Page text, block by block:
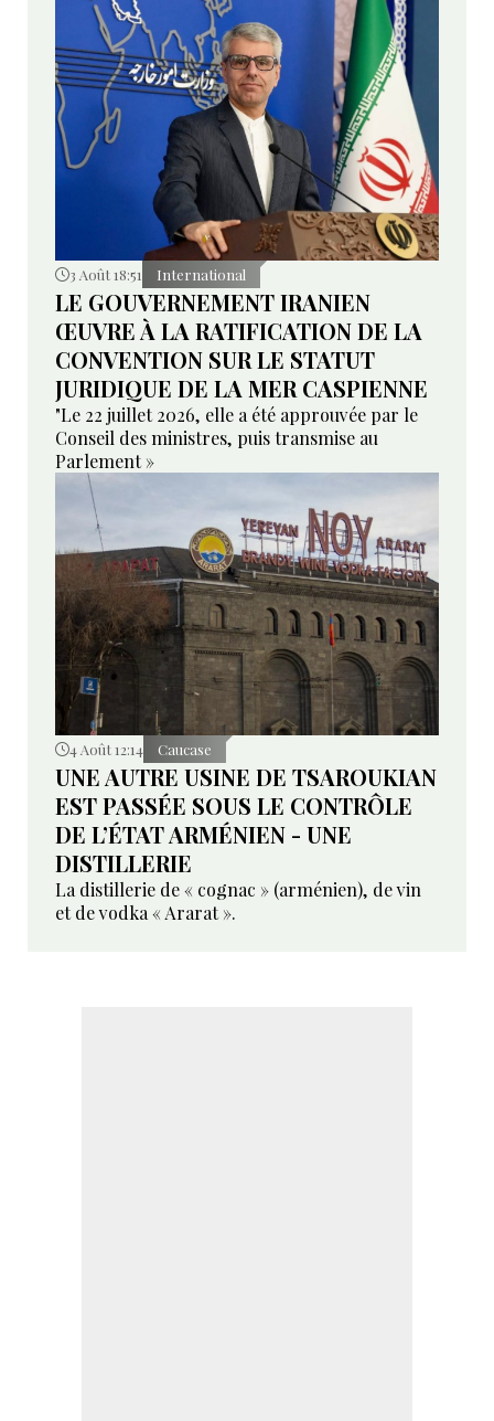
3 Août 18:51 International
LE GOUVERNEMENT IRANIEN
ŒUVRE À LA RATIFICATION DE LA
CONVENTION SUR LE STATUT
JURIDIQUE DE LA MER CASPIENNE
"Le 22 juillet 2026, elle a été approuvée par le
Conseil des ministres, puis transmise au
Parlement »
4 Août 12:14 Caucase
UNE AUTRE USINE DE TSAROUKIAN
EST PASSÉE SOUS LE CONTRÔLE
DE L’ÉTAT ARMÉNIEN - UNE
DISTILLERIE
La distillerie de « cognac » (arménien), de vin
et de vodka « Ararat ».